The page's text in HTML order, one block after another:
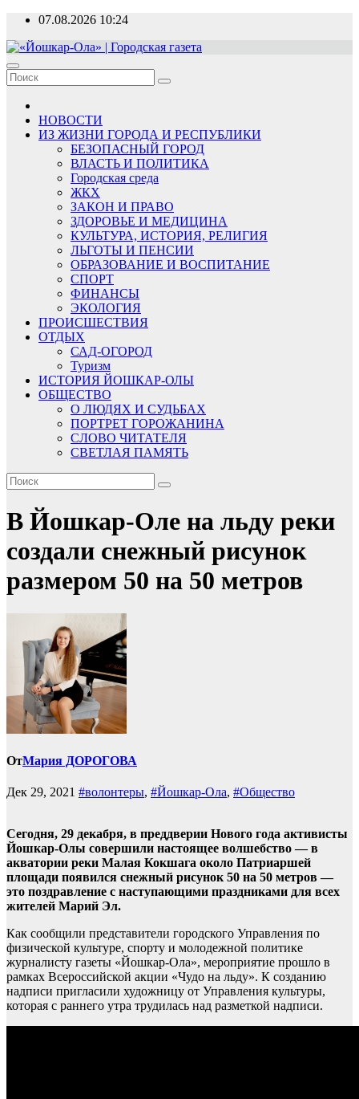
Перейти
содержимому
07.08.2026 10:24
«Йошкар-Ола» | Городская газета
Новости, события, люди
НОВОСТИ
ИЗ ЖИЗНИ ГОРОДА И РЕСПУБЛИКИ
БЕЗОПАСНЫЙ ГОРОД
ВЛАСТЬ И ПОЛИТИКА
Городская среда
ЖКХ
ЗАКОН И ПРАВО
ЗДОРОВЬЕ И МЕДИЦИНА
КУЛЬТУРА, ИСТОРИЯ, РЕЛИГИЯ
ЛЬГОТЫ И ПЕНСИИ
ОБРАЗОВАНИЕ И ВОСПИТАНИЕ
СПОРТ
ФИНАНСЫ
ЭКОЛОГИЯ
ПРОИСШЕСТВИЯ
ОТДЫХ
САД-ОГОРОД
Туризм
ИСТОРИЯ ЙОШКАР-ОЛЫ
ОБЩЕСТВО
О ЛЮДЯХ И СУДЬБАХ
ПОРТРЕТ ГОРОЖАНИНА
СЛОВО ЧИТАТЕЛЯ
СВЕТЛАЯ ПАМЯТЬ
В Йошкар-Оле на льду реки
создали снежный рисунок
размером 50 на 50 метров
ОтМария ДОРОГОВА
Дек 29, 2021 #волонтеры, #Йошкар-Ола, #Общество
Сегодня, 29 декабря, в преддверии Нового года активисты
Йошкар-Олы совершили настоящее волшебство — в
акватории реки Малая Кокшага около Патриаршей
площади появился снежный рисунок 50 на 50 метров —
это поздравление с наступающими праздниками для всех
жителей Марий Эл.
Как сообщили представители городского Управления по
физической культуре, спорту и молодежной политике
журналисту газеты «Йошкар-Ола», мероприятие прошло в
рамках Всероссийской акции «Чудо на льду». К созданию
надписи пригласили художницу от Управления культуры,
которая с раннего утра трудилась над разметкой надписи.